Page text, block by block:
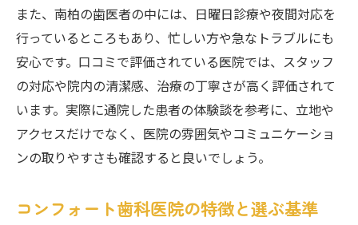
歯医者のカウンセリングが装着感の決め手
入れ歯の悩みを歯医者に相談して解決
カウンセリング力が生む快適な入れ歯生活
歯医者の提案で装着感が大きく向上
納得できる入れ歯は歯医者の説明から
また、南柏の歯医者の中には、日曜日診療や夜間対応を
行っているところもあり、忙しい方や急なトラブルにも
安心です。口コミで評価されている医院では、スタッフ
の対応や院内の清潔感、治療の丁寧さが高く評価されて
います。実際に通院した患者の体験談を参考に、立地や
アクセスだけでなく、医院の雰囲気やコミュニケーショ
ンの取りやすさも確認すると良いでしょう。
コンフォート歯科医院の特徴と選ぶ基準